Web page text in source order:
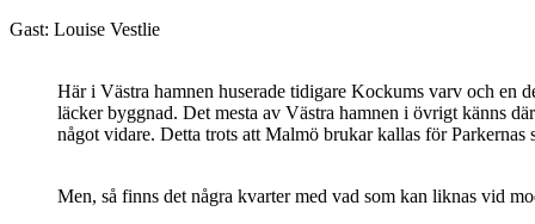
Gast: Louise Vestlie
Här i Västra hamnen huserade tidigare Kockums varv och en
läcker byggnad. Det mesta av Västra hamnen i övrigt känns
något vidare. Detta trots att Malmö brukar kallas för Parkernas
Men, så finns det några kvarter med vad som kan liknas vid